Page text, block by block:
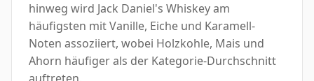
hinweg wird Jack Daniel's Whiskey am
häufigsten mit Vanille, Eiche und Karamell-
Noten assoziiert, wobei Holzkohle, Mais und
Ahorn häufiger als der Kategorie-Durchschnitt